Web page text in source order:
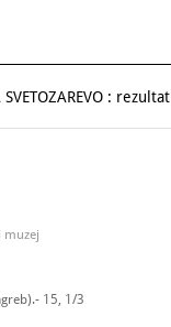
SVETOZAREVO : rezultat
muzej
15, 1/3